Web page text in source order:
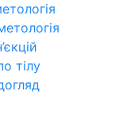
тілу